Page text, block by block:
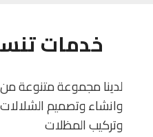
خدمات
لدينا مجموعة متنوعة
وانشاء وتصميم الشلالات
وتركيب المظلات